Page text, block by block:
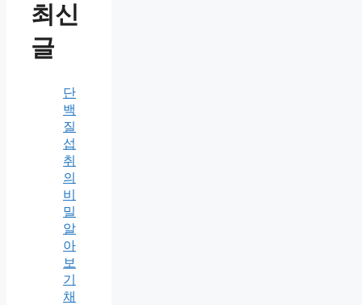
최신
글
단
백
질
섭
취
의
비
밀
알
아
보
기
채